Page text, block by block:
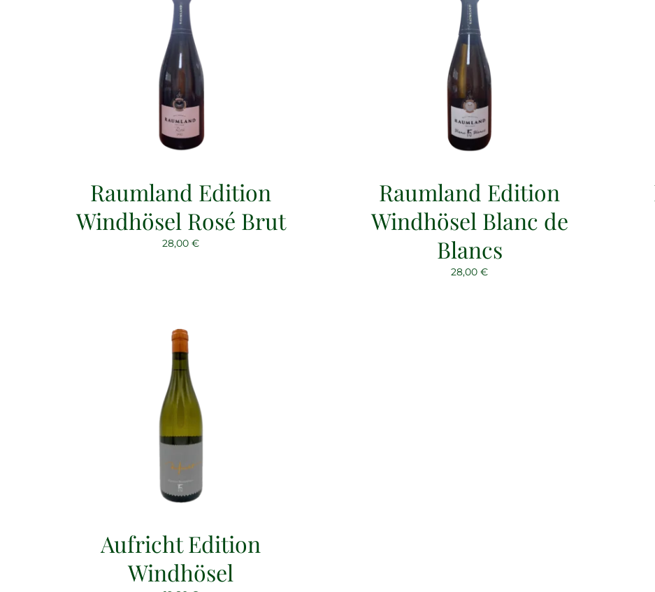
Raumland Edition
Windhösel Rosé Brut
28,00€
Raumland Edition
Windhösel Blanc de
Blancs
28,00€
Aufricht Edition
Windhösel